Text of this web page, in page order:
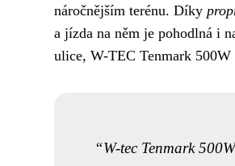
náročnějším terénu. Díky
a jízda na něm je pohodlná i
ulice, W-TEC Tenmark
W-tec Tenmark